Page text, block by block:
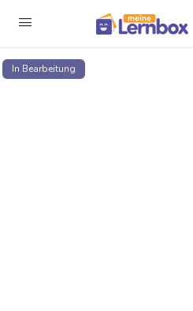
In Bear­bei­tung